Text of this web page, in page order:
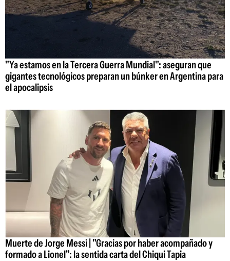
"Ya estamos en la Tercera Guerra Mundial": aseguran que
gigantes tecnológicos preparan un búnker en Argentina para
el apocalipsis
Muerte de Jorge Messi | "Gracias por haber acompañado y
formado a Lionel": la sentida carta del Chiqui Tapia